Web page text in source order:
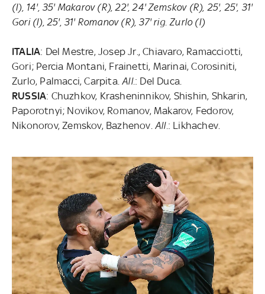
(I), 14', 35' Makarov (R), 22', 24' Zemskov (R), 25', 25', 31'
Gori (I), 25', 31' Romanov (R), 37' rig. Zurlo (I)
ITALIA: Del Mestre, Josep Jr., Chiavaro, Ramacciotti,
Gori; Percia Montani, Frainetti, Marinai, Corosiniti,
Zurlo, Palmacci, Carpita.All.: Del Duca.
RUSSIA: Chuzhkov, Krasheninnikov, Shishin, Shkarin,
Paporotnyi; Novikov, Romanov, Makarov, Fedorov,
Nikonorov, Zemskov, Bazhenov. All. : Likhachev.